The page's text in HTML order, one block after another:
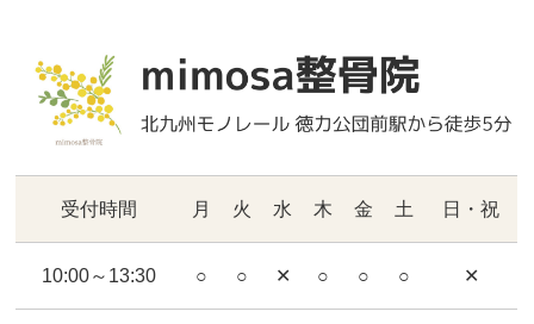
受付時間 月 火 水 木 金 土 日・祝
10:00～13:30 ○ ○ ✕ ○ ○ ○ ✕